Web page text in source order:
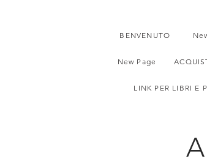
BENVENUTO
New Page
LINK PER LIBRI E